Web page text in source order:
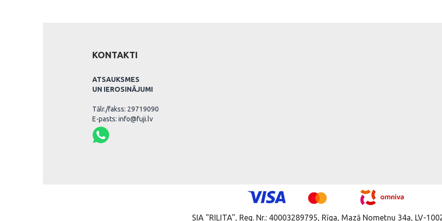
KONTAKTI
ATSAUKSMES
UN IEROSINĀJUMI
Tālr./fakss: 29719090
E-pasts: info@fuji.lv
SIA "RILITA", Reg. Nr.: 40003289795, Rīga, Mazā Nometņu 34a, LV-